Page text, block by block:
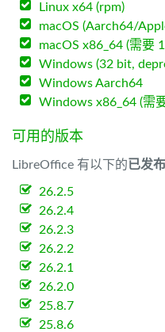
Linux x64 (rpm)
macOS (Aarch64/
macOS x86_64 (需要
Windows (32 bit,
Windows Aarch64
Windows x86_64 (需
可用的版本
LibreOffice 有以下的已发
26.2.5
26.2.4
26.2.3
26.2.2
26.2.1
26.2.0
25.8.7
25.8.6